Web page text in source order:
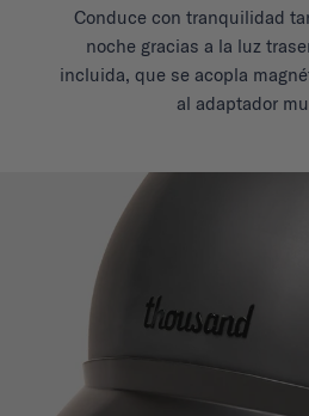
Conduce con tranquilidad
noche gracias a la luz
incluida, que se acopla
al adaptador